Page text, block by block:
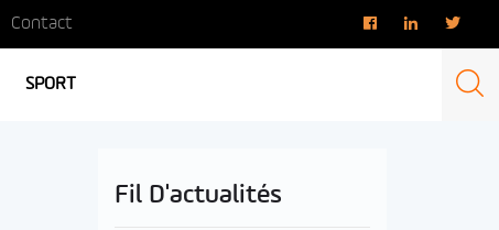
Contact
SPORT
Fil D'actualités